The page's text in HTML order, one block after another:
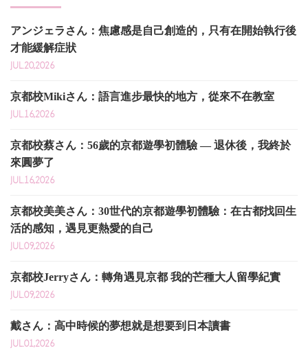
アンジェラさん：焦慮感是自己創造的，只有在開始執行後
才能緩解症狀
JUL.20,2026
京都校Mikiさん：語言進步最快的地方，從來不在教室
JUL.16,2026
京都校蔡さん：56歲的京都遊學初體驗 — 退休後，我終於
來圓夢了
JUL.16,2026
京都校美美さん：30世代的京都遊學初體驗：在古都找回生
活的感知，遇見更熱愛的自己
JUL.09,2026
京都校Jerryさん：轉角遇見京都 我的芒種大人留學紀實
JUL.09,2026
戴さん：高中時候的夢想就是想要到日本讀書
JUL.01,2026